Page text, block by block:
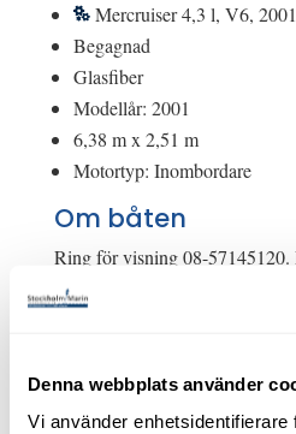
Denna webbplats använder
Vi använder
Mercruiser 4,3 l, V6, 2001
Begagnad
Glasfiber
Modellår: 2001
6,38 m x 2,51 m
Motortyp: Inombordare
Om båten
Ring för visning 08-57145120.
Norsborg.
kojplatser. Mkt goda
Lätt att röra sig i båten framåt